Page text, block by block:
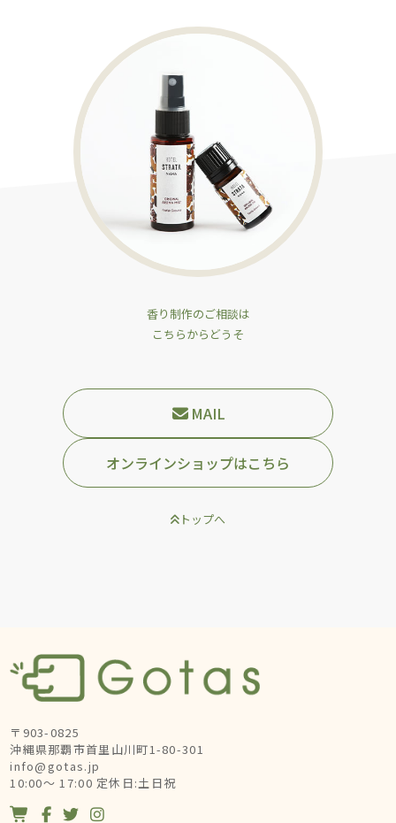
香り制作のご相談は
こちらからどうそ
MAIL
オンラインショップはこちら
トップへ
〒903-0825
沖縄県那覇市首里山川町1-80-301
info@gotas.jp
10:00～ 17:00 定休日:土日祝
   